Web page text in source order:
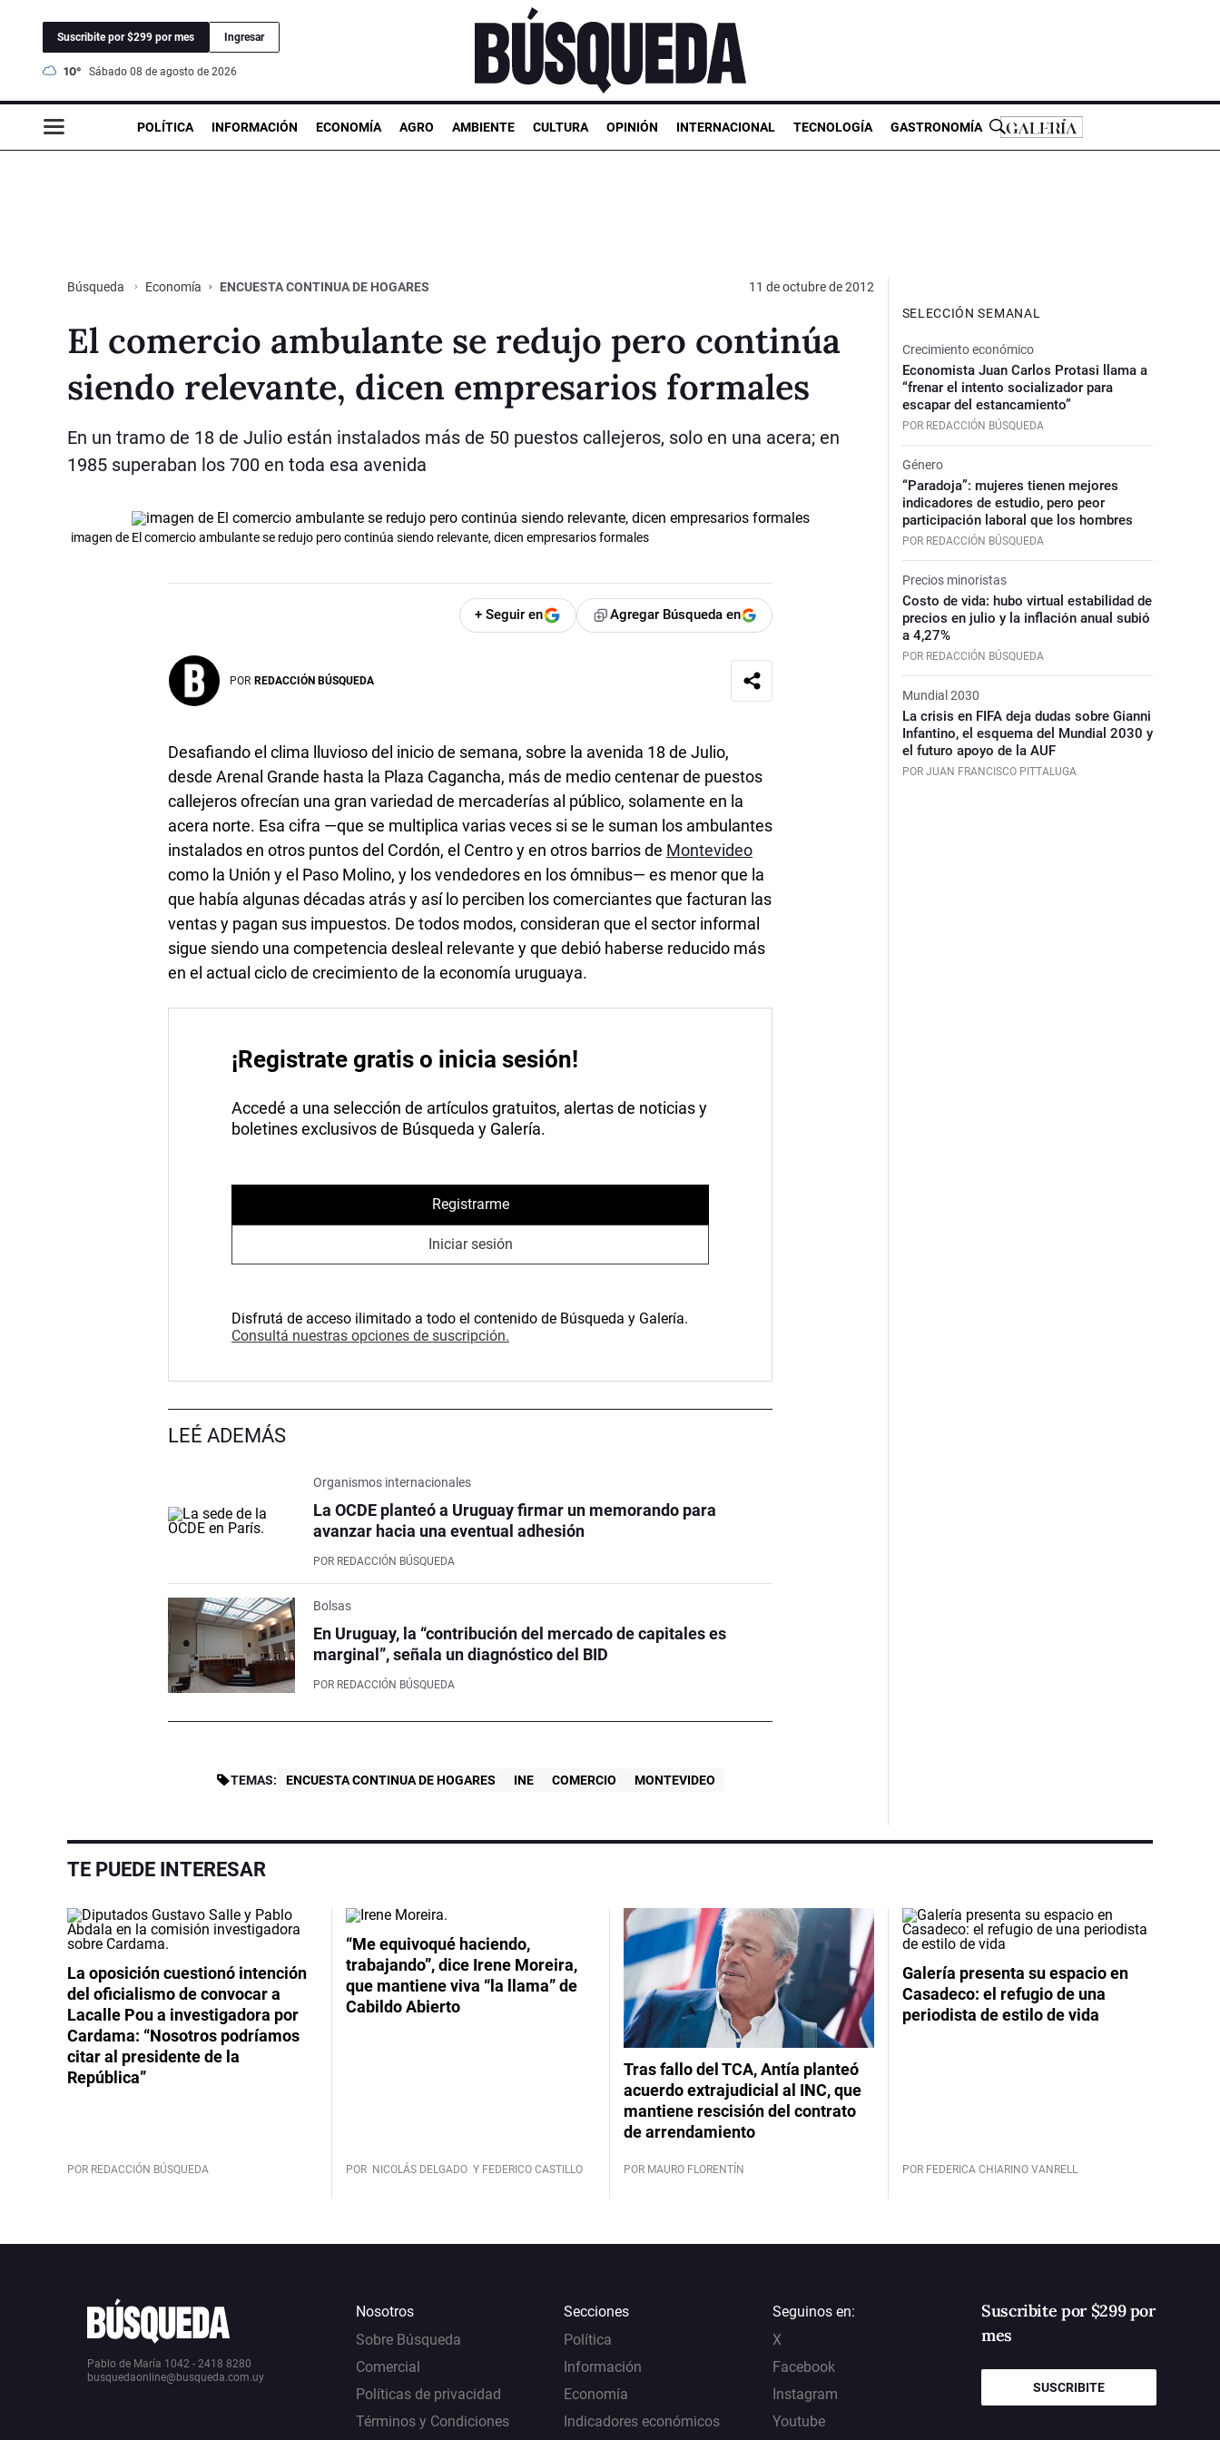
Suscribite por $299 por mes Ingresar
10° sábado 08 de agosto de 2026
POLÍTICA INFORMACIÓN ECONOMÍA AGRO AMBIENTE CULTURA OPINIÓN INTERNACIONAL TECNOLOGÍA GASTRONOMÍA
Búsqueda Economía ENCUESTA CONTINUA DE HOGARES 11 de octubre de 2012
El comercio ambulante se redujo pero continúa
siendo relevante, dicen empresarios formales
En un tramo de 18 de Julio están instalados más de 50 puestos callejeros, solo en una acera; en
1985 superaban los 700 en toda esa avenida
imagen de El comercio ambulante se redujo pero continúa siendo relevante, dicen empresarios formales
+ Seguir en Agregar Búsqueda en
POR REDACCIÓN BÚSQUEDA
Desafiando el clima lluvioso del inicio de semana, sobre la avenida 18 de Julio,
desde Arenal Grande hasta la Plaza Cagancha, más de medio centenar de puestos
callejeros ofrecían una gran variedad de mercaderías al público, solamente en la
acera norte. Esa cifra —que se multiplica varias veces si se le suman los ambulantes
instalados en otros puntos del Cordón, el Centro y en otros barrios de Montevideo
como la Unión y el Paso Molino, y los vendedores en los ómnibus— es menor que la
que había algunas décadas atrás y así lo perciben los comerciantes que facturan las
ventas y pagan sus impuestos. De todos modos, consideran que el sector informal
sigue siendo una competencia desleal relevante y que debió haberse reducido más
en el actual ciclo de crecimiento de la economía uruguaya.
¡Registrate gratis o inicia sesión!
Accedé a una selección de artículos gratuitos, alertas de noticias y
boletines exclusivos de Búsqueda y Galería.
Registrarme
Iniciar sesión
Disfrutá de acceso ilimitado a todo el contenido de Búsqueda y Galería.
Consultá nuestras opciones de suscripción.
LEÉ ADEMÁS
Organismos internacionales
La OCDE planteó a Uruguay firmar un memorando para
avanzar hacia una eventual adhesión
POR REDACCIÓN BÚSQUEDA
Bolsas
En Uruguay, la “contribución del mercado de capitales es
marginal”, señala un diagnóstico del BID
POR REDACCIÓN BÚSQUEDA
TEMAS: ENCUESTA CONTINUA DE HOGARES INE COMERCIO MONTEVIDEO
SELECCIÓN SEMANAL
Crecimiento económico
Economista Juan Carlos Protasi llama a
“frenar el intento socializador para
escapar del estancamiento”
POR REDACCIÓN BÚSQUEDA
Género
“Paradoja”: mujeres tienen mejores
indicadores de estudio, pero peor
participación laboral que los hombres
POR REDACCIÓN BÚSQUEDA
Precios minoristas
Costo de vida: hubo virtual estabilidad de
precios en julio y la inflación anual subió
a 4,27%
POR REDACCIÓN BÚSQUEDA
Mundial 2030
La crisis en FIFA deja dudas sobre Gianni
Infantino, el esquema del Mundial 2030 y
el futuro apoyo de la AUF
POR JUAN FRANCISCO PITTALUGA
TE PUEDE INTERESAR
La oposición cuestionó intención
del oficialismo de convocar a
Lacalle Pou a investigadora por
Cardama: “Nosotros podríamos
citar al presidente de la
República”
POR REDACCIÓN BÚSQUEDA
“Me equivoqué haciendo,
trabajando”, dice Irene Moreira,
que mantiene viva “la llama” de
Cabildo Abierto
POR NICOLÁS DELGADO Y FEDERICO CASTILLO
Tras fallo del TCA, Antía planteó
acuerdo extrajudicial al INC, que
mantiene rescisión del contrato
de arrendamiento
POR MAURO FLORENTÍN
Galería presenta su espacio en
Casadeco: el refugio de una
periodista de estilo de vida
POR FEDERICA CHIARINO VANRELL
Pablo de María 1042 - 2418 8280
busquedaonline@busqueda.com.uy
Nosotros
Sobre Búsqueda
Comercial
Políticas de privacidad
Términos y Condiciones
Secciones
Política
Información
Economía
Indicadores económicos
Seguinos en:
X
Facebook
Instagram
Youtube
Suscribite por $299 por
mes
SUSCRIBITE